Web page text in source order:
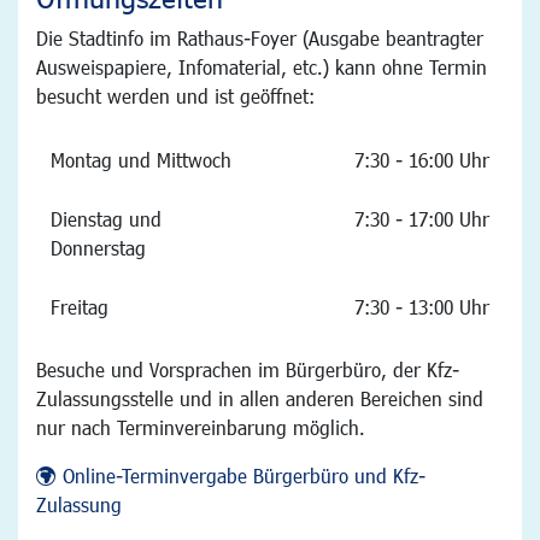
Die Stadtinfo im Rathaus-Foyer (Ausgabe beantragter
Ausweispapiere, Infomaterial, etc.) kann ohne Termin
besucht werden und ist geöffnet:
Montag und Mittwoch 7:30 - 16:00 Uhr
Dienstag und
Donnerstag
7:30 - 17:00 Uhr
Freitag 7:30 - 13:00 Uhr
Besuche und Vorsprachen im Bürgerbüro, der Kfz-
Zulassungsstelle und in allen anderen Bereichen sind
nur nach Terminvereinbarung möglich.
Online-Terminvergabe Bürgerbüro und Kfz-
Zulassung